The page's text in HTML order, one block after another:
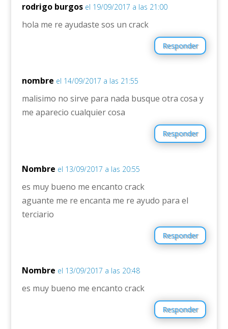
rodrigo burgos el 19/09/2017 a las 21:00
hola me re ayudaste sos un crack
Responder
nombre el 14/09/2017 a las 21:55
malisimo no sirve para nada busque otra cosa y
me aparecio cualquier cosa
Responder
Nombre el 13/09/2017 a las 20:55
es muy bueno me encanto crack
aguante me re encanta me re ayudo para el
terciario
Responder
Nombre el 13/09/2017 a las 20:48
es muy bueno me encanto crack
Responder